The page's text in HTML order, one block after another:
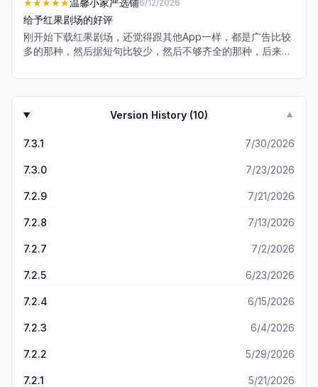
多、提现快。 9. 分类清晰好找剧，推荐算法准，每次都能刷
到喜欢的，太合胃口。 10. 免费又好用，内容质量高，无乱七
八糟弹窗，真心推荐给大家。
轻松应对。 运行过程稳定流畅，几乎没有出现卡顿、闪退或延
迟的情况，加载速度快，响应也很及时。广告数量很少，不会
频繁弹窗打扰使用，整体体验感非常舒适。细节处设计贴心，
交互逻辑友好，用起来顺手又省心，长期使用也不会觉得麻
族还是普通用户，都能从中找到适合自己的使用方式，强烈推
荐大家下载试用，用过之后就会发现它的靠谱与贴心。
★★★★★温馨小家严选铺6/12/2026
给予红果剧场的好评
刚开始下载红果剧场，还觉得跟其他App一样，都是广告比较
多的那种，然后据短句比较少，然后不够齐全的那种，后来看
少，还有特别有趣的就是我比较喜欢的一些产品都会有一些折
也看得见，可能他刚好符合我购买的新生体现出来了，所以总
的来说还是比较喜欢红果剧场的，我下载的短句App也不多，
可以继续优化下去，而不是走下坡路，提供好短句的同时，在
比较短的广告里，可以提供大家比较喜欢的产品的折扣，还有
Version History (10) ▼
7.3.1 7/30/2026
7.3.0 7/23/2026
7.2.9 7/21/2026
7.2.8 7/13/2026
7.2.7 7/2/2026
7.2.5 6/23/2026
7.2.4 6/15/2026
7.2.3 6/4/2026
7.2.2 5/29/2026
7.2.1 5/21/2026